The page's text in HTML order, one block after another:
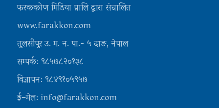
फरककोण मिडिया प्रालि द्वारा संचालित
www.farakkon.com
तुलसीपुर उ. म. न. पा.- ५ दाङ, नेपाल
सम्पर्क: ९८५७८२०१३८
विज्ञापन: ९८४९१०५९५७
ई–मेल: info@farakkon.com